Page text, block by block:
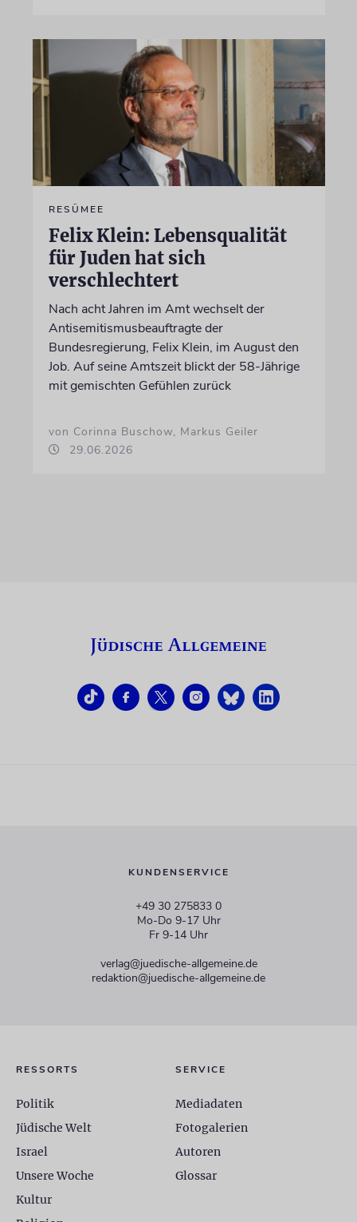
RESÜMEE
Felix Klein: Lebensqualität
für Juden hat sich
verschlechtert
Nach acht Jahren im Amt wechselt der
Antisemitismusbeauftragte der
Bundesregierung, Felix Klein, im August den
Job. Auf seine Amtszeit blickt der 58-Jährige
mit gemischten Gefühlen zurück
von Corinna Buschow, Markus Geiler
29.06.2026
KUNDENSERVICE
+49 30 275833 0
Mo-Do 9-17 Uhr
Fr 9-14 Uhr
verlag@juedische-allgemeine.de
redaktion@juedische-allgemeine.de
RESSORTS
Politik
Jüdische Welt
Israel
Unsere Woche
Kultur
SERVICE
Mediadaten
Fotogalerien
Autoren
Glossar